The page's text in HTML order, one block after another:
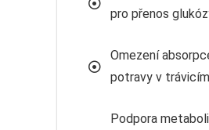
pro přenos
Omezení
potravy v
Podpora